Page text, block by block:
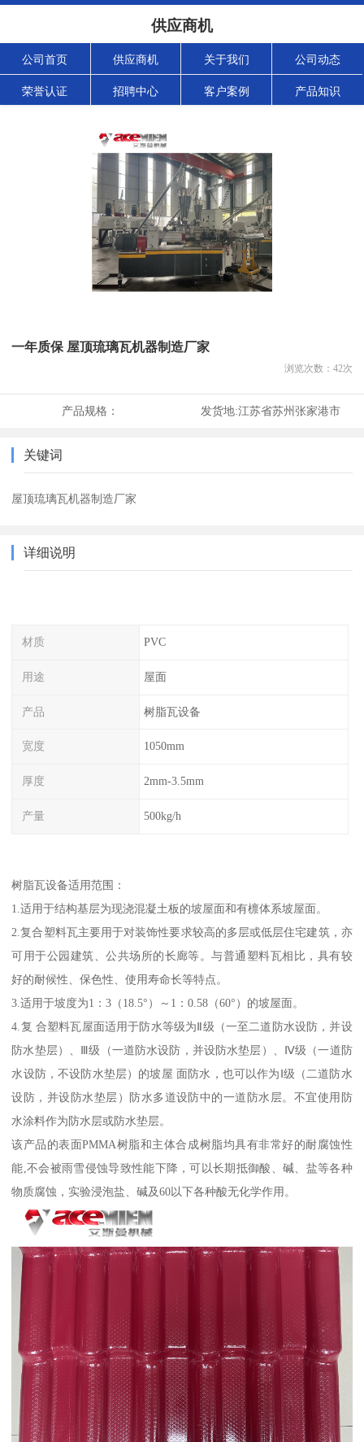
供应商机
公司首页 供应商机 关于我们 公司动态
荣誉认证 招聘中心 客户案例 产品知识
一年质保 屋顶琉璃瓦机器制造厂家
浏览次数： 42次
产品规格： 发货地:江苏省苏州张家港市
关键词
屋顶琉璃瓦机器制造厂家
详细说明
材质 PVC
用途 屋面
产品 树脂瓦设备
宽度 1050mm
厚度 2mm-3.5mm
产量 500kg/h
树脂瓦设备适用范围：
1.适用于结构基层为现浇混凝土板的坡屋面和有檩体系坡屋面。
2.复合塑料瓦主要用于对装饰性要求较高的多层或低层住宅建筑，亦
可用于公园建筑、公共场所的长廊等。与普通塑料瓦相比，具有较
好的耐候性、保色性、使用寿命长等特点。
3.适用于坡度为1：3（18.5°）～1：0.58（60°）的坡屋面。
4.复 合塑料瓦屋面适用于防水等级为Ⅱ级（一至二道防水设防，并设
防水垫层）、Ⅲ级（一道防水设防，并设防水垫层）、Ⅳ级（一道防
水设防，不设防水垫层）的坡屋 面防水，也可以作为Ⅰ级（二道防水
设防，并设防水垫层）防水多道设防中的一道防水层。不宜使用防
水涂料作为防水层或防水垫层。
该产品的表面PMMA树脂和主体合成树脂均具有非常好的耐腐蚀性
能,不会被雨雪侵蚀导致性能下降，可以长期抵御酸、碱、盐等各种
物质腐蚀，实验浸泡盐、碱及60以下各种酸无化学作用。